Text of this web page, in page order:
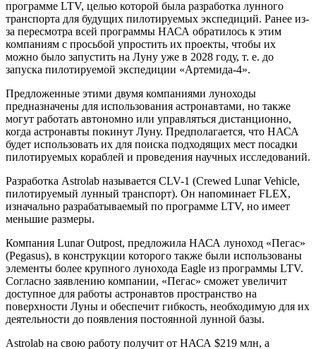
программе LTV, целью которой была разработка лунного
транспорта для будущих пилотируемых экспедиций. Ранее из-
за пересмотра всей программы НАСА обратилось к этим
компаниям с просьбой упростить их проекты, чтобы их
можно было запустить на Луну уже в 2028 году, т. е. до
запуска пилотируемой экспедиции «Артемида-4».
Предложенные этими двумя компаниями луноходы
предназначены для использования астронавтами, но также
могут работать автономно или управляться дистанционно,
когда астронавты покинут Луну. Предполагается, что НАСА
будет использовать их для поиска подходящих мест посадки
пилотируемых кораблей и проведения научных исследований.
Разработка Astrolab называется CLV-1 (Crewed Lunar Vehicle,
пилотируемый лунный транспорт). Он напоминает FLEX,
изначально разрабатываемый по программе LTV, но имеет
меньшие размеры.
Компания Lunar Outpost, предложила НАСА луноход «Пегас»
(Pegasus), в конструкции которого также были использованы
элементы более крупного лунохода Eagle из программы LTV.
Согласно заявлению компании, «Пегас» сможет увеличит
доступное для работы астронавтов пространство на
поверхности Луны и обеспечит гибкость, необходимую для их
деятельности до появления постоянной лунной базы.
Astrolab на свою работу получит от НАСА $219 млн, а